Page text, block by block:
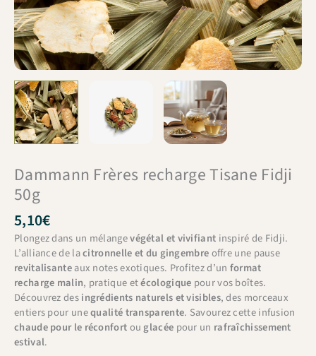
Dammann Frères recharge Tisane Fidji
50g
5,10€
Plongez dans un mélangevégétal et vivifiant inspiré de Fidji.
L’alliance de lacitronnelle et du gingembreoffre une pause
revitalisanteaux notes exotiques. Profitez d’un format
recharge malin, pratique etécologique pour vos boîtes.
Découvrez desingrédients naturels et visibles, des morceaux
entiers pour unequalité transparente. Savourez cette infusion
chaude pour le réconfortou glacée pour un rafraîchissement
estival.